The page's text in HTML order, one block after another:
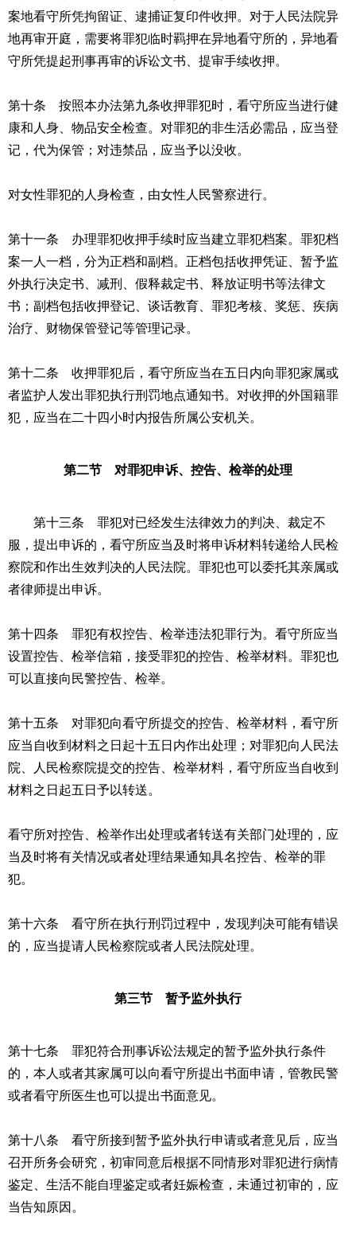
案地看守所凭拘留证、逮捕证复印件收押。对于人民法院异
地再审开庭，需要将罪犯临时羁押在异地看守所的，异地看
守所凭提起刑事再审的诉讼文书、提审手续收押。
第十条 按照本办法第九条收押罪犯时，看守所应当进行健
康和人身、物品安全检查。对罪犯的非生活必需品，应当登
记，代为保管；对违禁品，应当予以没收。
对女性罪犯的人身检查，由女性人民警察进行。
第十一条 办理罪犯收押手续时应当建立罪犯档案。罪犯档
案一人一档，分为正档和副档。正档包括收押凭证、暂予监
外执行决定书、减刑、假释裁定书、释放证明书等法律文
书；副档包括收押登记、谈话教育、罪犯考核、奖惩、疾病
治疗、财物保管登记等管理记录。
第十二条 收押罪犯后，看守所应当在五日内向罪犯家属或
者监护人发出罪犯执行刑罚地点通知书。对收押的外国籍罪
犯，应当在二十四小时内报告所属公安机关。
第二节 对罪犯申诉、控告、检举的处理
第十三条 罪犯对已经发生法律效力的判决、裁定不
服，提出申诉的，看守所应当及时将申诉材料转递给人民检
察院和作出生效判决的人民法院。罪犯也可以委托其亲属或
者律师提出申诉。
第十四条 罪犯有权控告、检举违法犯罪行为。看守所应当
设置控告、检举信箱，接受罪犯的控告、检举材料。罪犯也
可以直接向民警控告、检举。
第十五条 对罪犯向看守所提交的控告、检举材料，看守所
应当自收到材料之日起十五日内作出处理；对罪犯向人民法
院、人民检察院提交的控告、检举材料，看守所应当自收到
材料之日起五日予以转送。
看守所对控告、检举作出处理或者转送有关部门处理的，应
当及时将有关情况或者处理结果通知具名控告、检举的罪
犯。
第十六条 看守所在执行刑罚过程中，发现判决可能有错误
的，应当提请人民检察院或者人民法院处理。
第三节 暂予监外执行
第十七条 罪犯符合刑事诉讼法规定的暂予监外执行条件
的，本人或者其家属可以向看守所提出书面申请，管教民警
或者看守所医生也可以提出书面意见。
第十八条 看守所接到暂予监外执行申请或者意见后，应当
召开所务会研究，初审同意后根据不同情形对罪犯进行病情
鉴定、生活不能自理鉴定或者妊娠检查，未通过初审的，应
当告知原因。